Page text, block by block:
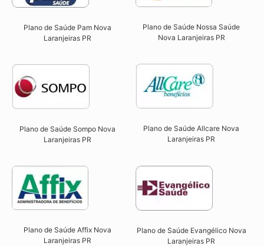
Plano de Saúde Pam Nova
Laranjeiras PR​
Plano de Saúde Nossa Saúde
Nova Laranjeiras PR​
Plano de Saúde Sompo Nova
Laranjeiras PR​
Plano de Saúde Allcare Nova
Laranjeiras PR​
Plano de Saúde Affix Nova
Laranjeiras PR​
Plano de Saúde Evangélico Nova
Laranjeiras PR​